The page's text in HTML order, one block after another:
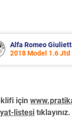
Giulietta
Model 1.6 Jtd Motor
için
listesi